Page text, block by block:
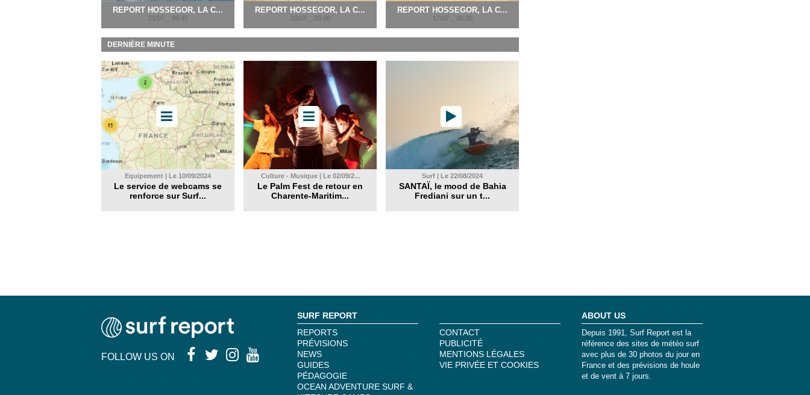
REPORT HOSSEGOR, LA C...
21/07 _ 09:45
REPORT HOSSEGOR, LA C...
20/07 _ 09:00
REPORT HOSSEGOR, LA C...
17/07 _ 08:30
DERNIÈRE MINUTE
Equipement | Le 10/09/2024
Le service de webcams se
renforce sur Surf...
Culture - Musique | Le 02/09/2...
Le Palm Fest de retour en
Charente-Maritim...
Surf | Le 22/08/2024
SANTAÏ, le mood de Bahia
Frediani sur un t...
FOLLOW US ON
SURF REPORT
REPORTS
PRÉVISIONS
NEWS
GUIDES
PÉDAGOGIE
OCEAN ADVENTURE SURF &
CONTACT
PUBLICITÉ
MENTIONS LÉGALES
VIE PRIVÉE ET COOKIES
ABOUT US
Depuis 1991, Surf Report est la
référence des sites de météo surf
avec plus de 30 photos du jour en
France et des prévisions de houle
et de vent à 7 jours.